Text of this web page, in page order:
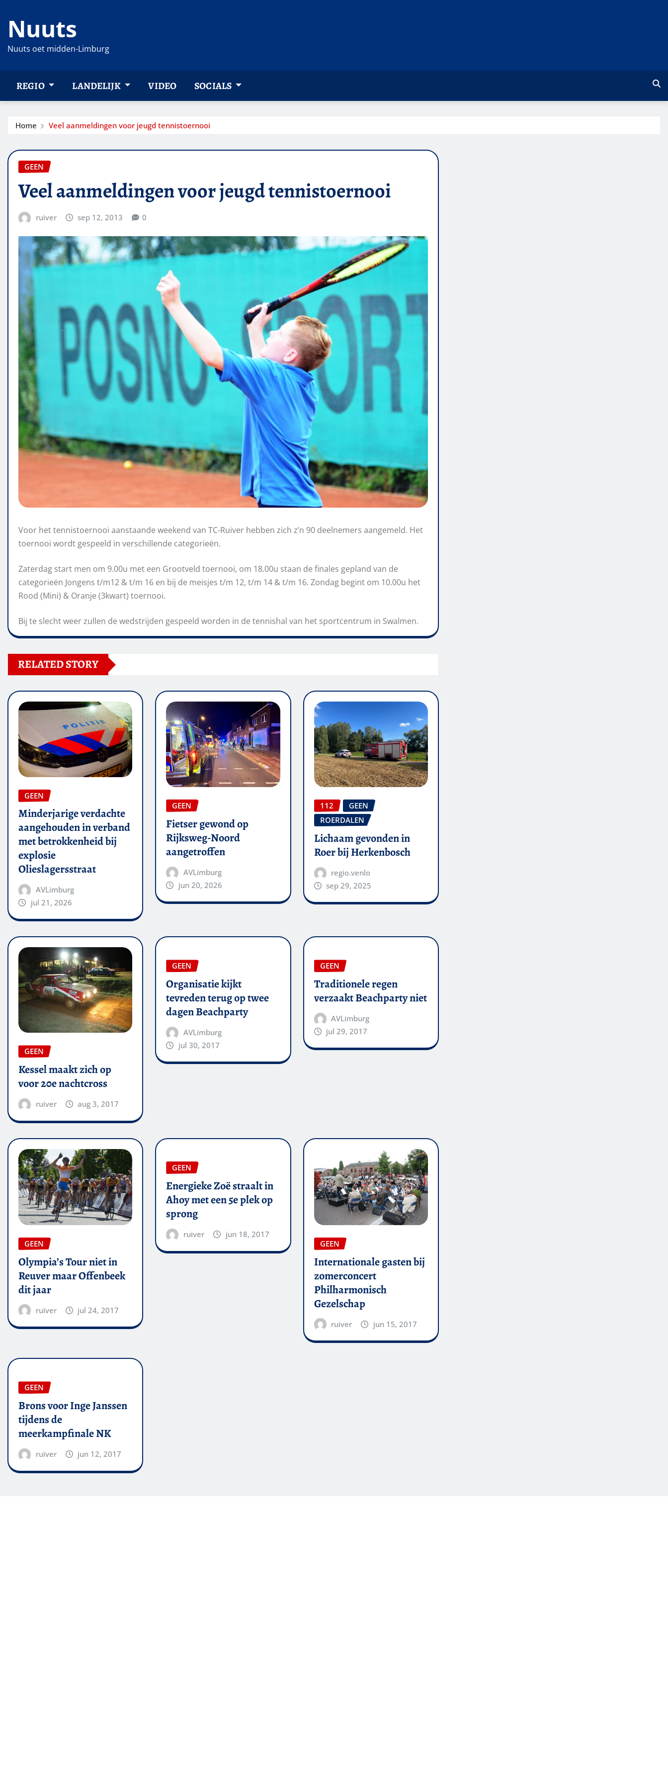
naar
inhoud
Nuuts
Nuuts oet midden-Limburg
REGIO LANDELIJK VIDEO SOCIALS
Home Veel aanmeldingen voor jeugd tennistoernooi
GEEN
Veel aanmeldingen voor jeugd tennistoernooi
ruiver sep 12, 2013 0
Voor het tennistoernooi aanstaande weekend van TC-Ruiver hebben zich z’n 90 deelnemers aangemeld. Het
toernooi wordt gespeeld in verschillende categorieën.
Zaterdag start men om 9.00u met een Grootveld toernooi, om 18.00u staan de finales gepland van de
categorieën Jongens t/m12 & t/m 16 en bij de meisjes t/m 12, t/m 14 & t/m 16. Zondag begint om 10.00u het
Rood (Mini) & Oranje (3kwart) toernooi.
Bij te slecht weer zullen de wedstrijden gespeeld worden in de tennishal van het sportcentrum in Swalmen.
RELATED STORY
GEEN
Minderjarige verdachte
aangehouden in verband
met betrokkenheid bij
explosie
Olieslagersstraat
AVLimburg
jul 21, 2026
GEEN
Fietser gewond op
Rijksweg-Noord
aangetroffen
AVLimburg
jun 20, 2026
112
GEEN
ROERDALEN
Lichaam gevonden in
Roer bij Herkenbosch
regio.venlo
sep 29, 2025
GEEN
Kessel maakt zich op
voor 20e nachtcross
ruiver aug 3, 2017
GEEN
Organisatie kijkt
tevreden terug op twee
dagen Beachparty
AVLimburg
jul 30, 2017
GEEN
Traditionele regen
verzaakt Beachparty niet
AVLimburg
jul 29, 2017
GEEN
Olympia’s Tour niet in
Reuver maar Offenbeek
dit jaar
ruiver jul 24, 2017
GEEN
Energieke Zoë straalt in
Ahoy met een 5e plek op
sprong
ruiver
jun 18, 2017
GEEN
Internationale gasten bij
zomerconcert
Philharmonisch
Gezelschap
ruiver jun 15, 2017
GEEN
Brons voor Inge Janssen
tijdens de
meerkampfinale NK
ruiver jun 12, 2017